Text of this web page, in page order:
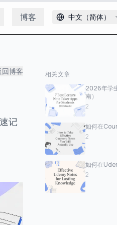
博客 中文（简体）
回博客
记
相关文章
2026年学
南）
2
如何在
2
如何在
2